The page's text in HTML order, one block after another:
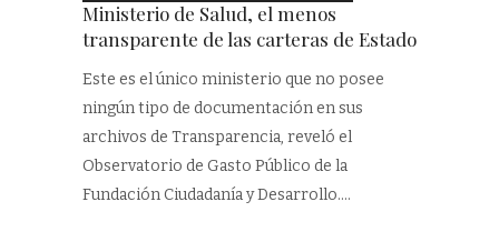
Ministerio de Salud, el menos
transparente de las carteras de Estado
Este es el único ministerio que no posee
ningún tipo de documentación en sus
archivos de Transparencia, reveló el
Observatorio de Gasto Público de la
Fundación Ciudadanía y Desarrollo.